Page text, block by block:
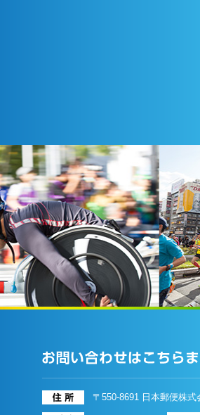
〒550-8691 日本郵便株